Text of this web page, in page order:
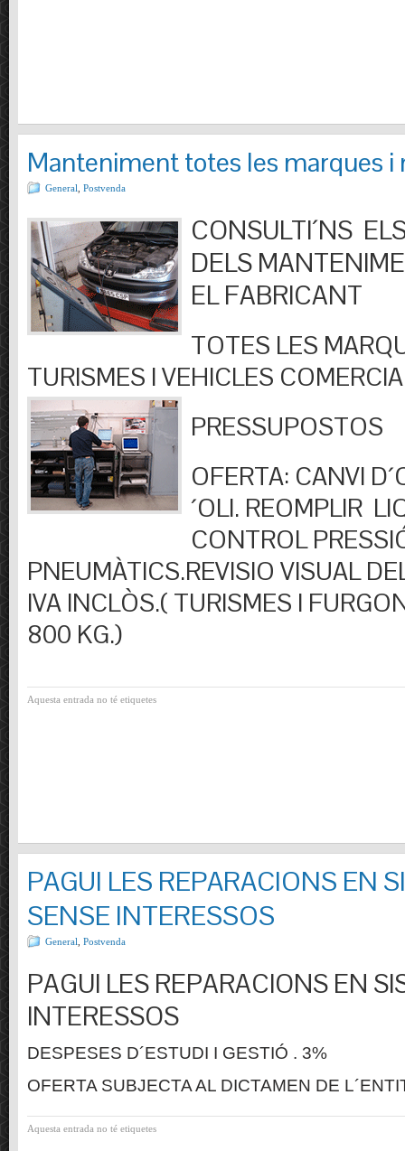
Manteniment totes les marques i
General Postvenda
CONSULTI´NS
DELS
EL FABRICANT
TOTES LES
TURISMES I VEHICLES
PRESSUPOSTOS
OFERTA: CANVI
´OLI. REOMPLIR
CONTROL
PNEUMÀTICS.REVISIO VISUAL
IVA INCLÒS.( TURISMES I
800 KG.)
Aquesta entrada no té etiquetes
PAGUI LES REPARACIONS EN
SENSE INTERESSOS
General Postvenda
PAGUI LES REPARACIONS EN
INTERESSOS
DESPESES D´ESTUDI I GESTIÓ . 3%
OFERTA SUBJECTA AL DICTAMEN DE
Aquesta entrada no té etiquetes